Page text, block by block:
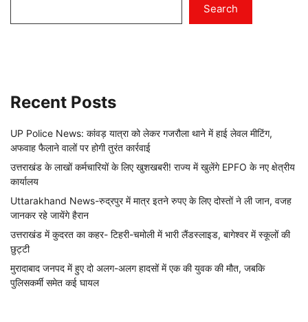
Search
Recent Posts
UP Police News: कांवड़ यात्रा को लेकर गजरौला थाने में हाई लेवल मीटिंग,
अफवाह फैलाने वालों पर होगी तुरंत कार्रवाई
उत्तराखंड के लाखों कर्मचारियों के लिए खुशखबरी! राज्य में खुलेंगे EPFO के नए क्षेत्रीय
कार्यालय
Uttarakhand News-रुद्रपुर में मात्र इतने रुपए के लिए दोस्तों ने ली जान, वजह
जानकर रहे जायेंगे हैरान
उत्तराखंड में कुदरत का कहर- टिहरी-चमोली में भारी लैंडस्लाइड, बागेश्वर में स्कूलों की
छुट्टी
मुरादाबाद जनपद में हुए दो अलग-अलग हादसों में एक की युवक की मौत, जबकि
पुलिसकर्मी समेत कई घायल